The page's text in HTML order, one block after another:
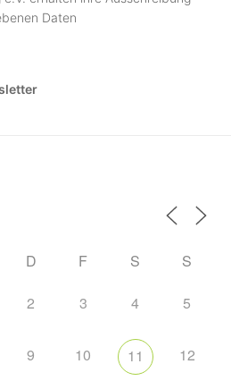
Daten
D F S S
2 3 4 5
9 10 11 12